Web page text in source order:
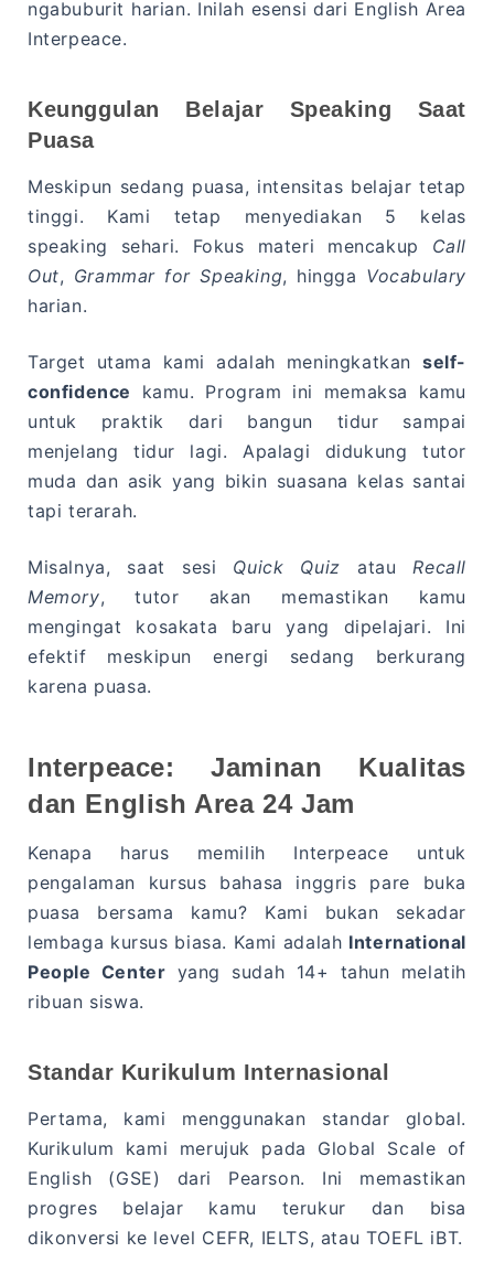
ngabuburit harian. Inilah esensi dari English Area
Interpeace.
Keunggulan Belajar Speaking Saat
Puasa
Meskipun sedang puasa, intensitas belajar tetap
tinggi. Kami tetap menyediakan 5 kelas
speaking sehari. Fokus materi mencakup Call
Out, Grammar for Speaking, hingga Vocabulary
harian.
Target utama kami adalah meningkatkan self-
confidence kamu. Program ini memaksa kamu
untuk praktik dari bangun tidur sampai
menjelang tidur lagi. Apalagi didukung tutor
muda dan asik yang bikin suasana kelas santai
tapi terarah.
Misalnya, saat sesi Quick Quiz atauRecall
Memory, tutor akan memastikan kamu
mengingat kosakata baru yang dipelajari. Ini
efektif meskipun energi sedang berkurang
karena puasa.
Interpeace: Jaminan Kualitas
dan English Area 24 Jam
Kenapa harus memilih Interpeace untuk
pengalaman kursus bahasa inggris pare buka
puasa bersama kamu? Kami bukan sekadar
lembaga kursus biasa. Kami adalah International
People Center yang sudah 14+ tahun melatih
ribuan siswa.
Standar Kurikulum Internasional
Pertama, kami menggunakan standar global.
Kurikulum kami merujuk pada Global Scale of
English (GSE) dari Pearson. Ini memastikan
progres belajar kamu terukur dan bisa
dikonversi ke level CEFR, IELTS, atau TOEFL iBT.